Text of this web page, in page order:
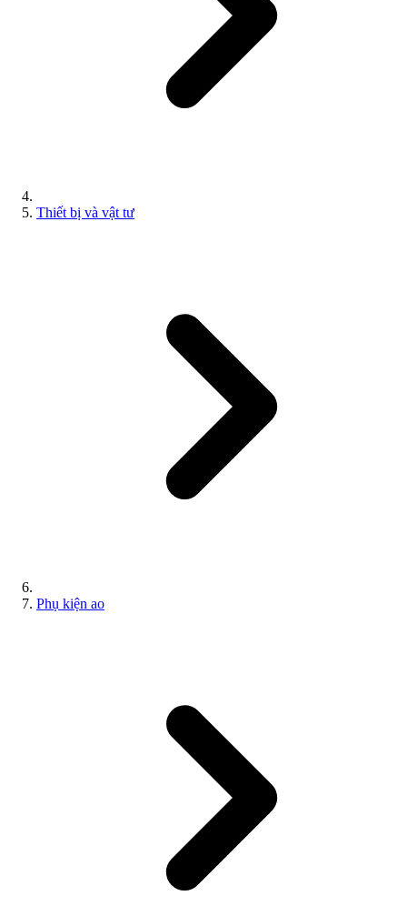
Thiết bị và vật tư
Phụ kiện ao